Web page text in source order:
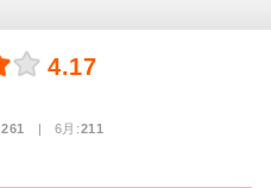
4.17
261 | 6月:211